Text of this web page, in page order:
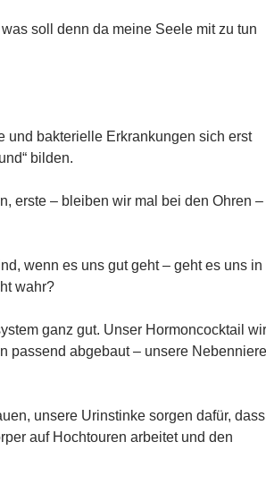
soll denn da meine Seele mit zu tun
und bakterielle Erkrankungen sich erst
bilden.
erste – bleiben wir mal bei den Ohren –
wenn es uns gut geht – geht es uns in
wahr?
ganz gut. Unser Hormoncocktail
passend abgebaut – unsere
unsere Urinstinke sorgen dafür, dass
auf Hochtouren arbeitet und den